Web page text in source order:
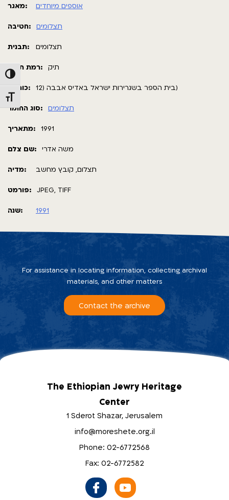
Toggle High Contrast
Toggle Font size
מאגר: אוספים מיוחדים
חטיבה: תצלומים
תבנית: תצלומים
רמת תאור: תיק
כותרת: בית הספר בשגרירות ישראל באדיס אבבה (12)
סוג החומר: תצלומים
מתאריך: 1991
שם צלם: משה אדרי
מדיה: תצלום, קובץ מחשב
פורמט: JPEG, TIFF
שנה: 1991
For assistance in locating information, collecting archival
materials, and other matters
Contact the archive
The Ethiopian Jewry Heritage
Center
1 Sderot Shazar, Jerusalem
info@moreshete.org.il
Phone: 02-6772568
Fax: 02-6772582